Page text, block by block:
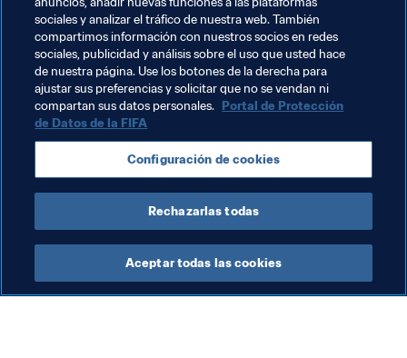
Temas relacionados
Organización Organización USA
Concacaf
Organización
sociales y analizar el tráfico de nuestra web. También
compartimos información con nuestros socios en redes
sociales, publicidad y análisis sobre el uso que usted hace
de nuestra página. Use los botones de la derecha para
ajustar sus preferencias y solicitar que no se vendan ni
compartan sus datos personales. Portal de Protección
de Datos de la FIFA
Configuración de cookies
Rechazarlas todas
Aceptar todas las cookies